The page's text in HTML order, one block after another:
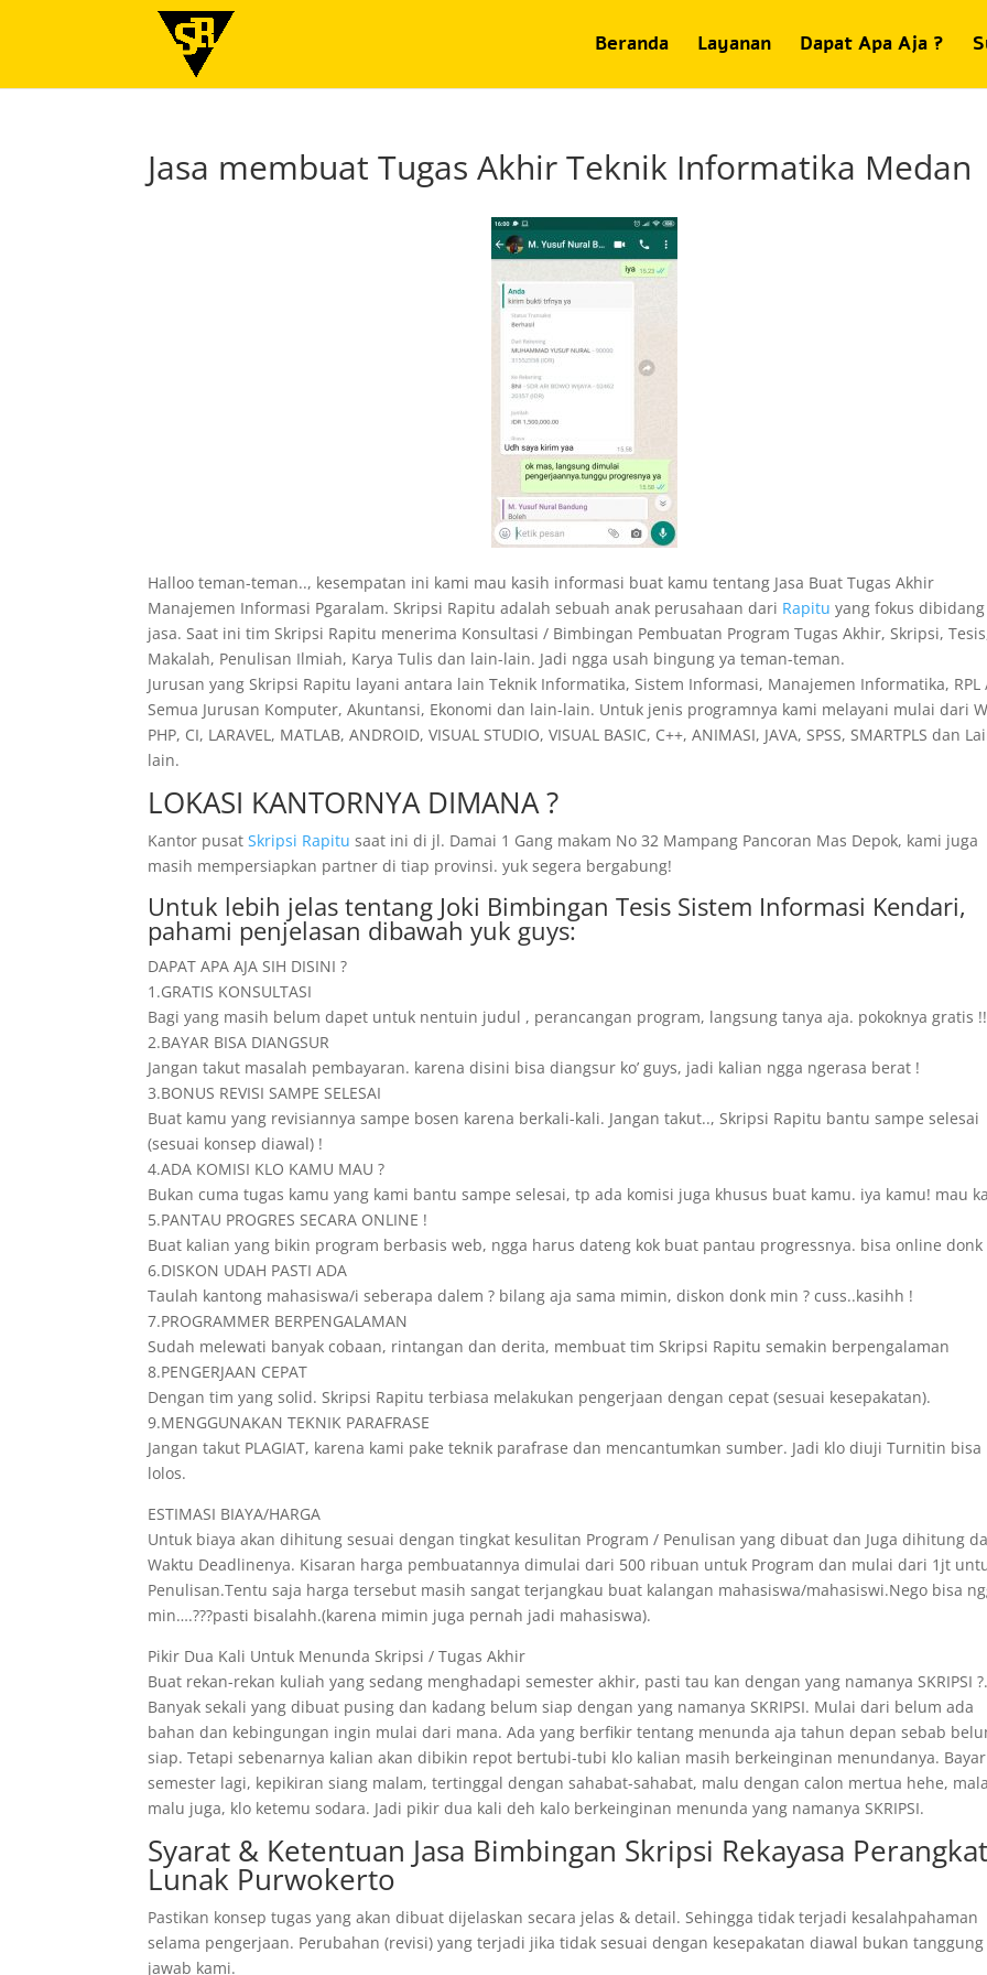
Beranda Layanan Dapat Apa Aja ?
Jasa membuat Tugas Akhir Teknik Informatika Medan
Halloo teman-teman.., kesempatan ini kami mau kasih informasi buat kamu tentang Jasa Buat Tugas Akhir
Manajemen Informasi Pgaralam. Skripsi Rapitu adalah sebuah anak perusahaan dari Rapitu yang fokus dibidang
jasa. Saat ini tim Skripsi Rapitu menerima Konsultasi / Bimbingan Pembuatan Program Tugas Akhir, Skripsi,
Makalah, Penulisan Ilmiah, Karya Tulis dan lain-lain. Jadi ngga usah bingung ya teman-teman.
Jurusan yang Skripsi Rapitu layani antara lain Teknik Informatika, Sistem Informasi, Manajemen Informatika, RPL
Semua Jurusan Komputer, Akuntansi, Ekonomi dan lain-lain. Untuk jenis programnya kami melayani mulai dari
PHP, CI, LARAVEL, MATLAB, ANDROID, VISUAL STUDIO, VISUAL BASIC, C++, ANIMASI, JAVA, SPSS, SMARTPLS dan
lain.
LOKASI KANTORNYA DIMANA ?
Kantor pusatSkripsi Rapitu saat ini di jl. Damai 1 Gang makam No 32 Mampang Pancoran Mas Depok, kami juga
masih mempersiapkan partner di tiap provinsi. yuk segera bergabung!
Untuk lebih jelas tentang Joki Bimbingan Tesis Sistem Informasi Kendari,
pahami penjelasan dibawah yuk guys:
DAPAT APA AJA SIH DISINI ?
1.GRATIS KONSULTASI
Bagi yang masih belum dapet untuk nentuin judul , perancangan program, langsung tanya aja. pokoknya gratis !!
2.BAYAR BISA DIANGSUR
Jangan takut masalah pembayaran. karena disini bisa diangsur ko’ guys, jadi kalian ngga ngerasa berat !
3.BONUS REVISI SAMPE SELESAI
Buat kamu yang revisiannya sampe bosen karena berkali-kali. Jangan takut.., Skripsi Rapitu bantu sampe selesai
(sesuai konsep diawal) !
4.ADA KOMISI KLO KAMU MAU ?
Bukan cuma tugas kamu yang kami bantu sampe selesai, tp ada komisi juga khusus buat kamu. iya kamu! mau
5.PANTAU PROGRES SECARA ONLINE !
Buat kalian yang bikin program berbasis web, ngga harus dateng kok buat pantau progressnya. bisa online donk
6.DISKON UDAH PASTI ADA
Taulah kantong mahasiswa/i seberapa dalem ? bilang aja sama mimin, diskon donk min ? cuss..kasihh !
7.PROGRAMMER BERPENGALAMAN
Sudah melewati banyak cobaan, rintangan dan derita, membuat tim Skripsi Rapitu semakin berpengalaman
8.PENGERJAAN CEPAT
Dengan tim yang solid. Skripsi Rapitu terbiasa melakukan pengerjaan dengan cepat (sesuai kesepakatan).
9.MENGGUNAKAN TEKNIK PARAFRASE
Jangan takut PLAGIAT, karena kami pake teknik parafrase dan mencantumkan sumber. Jadi klo diuji Turnitin bisa
lolos.
ESTIMASI BIAYA/HARGA
Untuk biaya akan dihitung sesuai dengan tingkat kesulitan Program / Penulisan yang dibuat dan Juga dihitung
Waktu Deadlinenya. Kisaran harga pembuatannya dimulai dari 500 ribuan untuk Program dan mulai dari 1jt
Penulisan.Tentu saja harga tersebut masih sangat terjangkau buat kalangan mahasiswa/mahasiswi.Nego bisa
min….???pasti bisalahh.(karena mimin juga pernah jadi mahasiswa).
Pikir Dua Kali Untuk Menunda Skripsi / Tugas Akhir
Buat rekan-rekan kuliah yang sedang menghadapi semester akhir, pasti tau kan dengan yang namanya SKRIPSI ?.
Banyak sekali yang dibuat pusing dan kadang belum siap dengan yang namanya SKRIPSI. Mulai dari belum ada
bahan dan kebingungan ingin mulai dari mana. Ada yang berfikir tentang menunda aja tahun depan sebab
siap. Tetapi sebenarnya kalian akan dibikin repot bertubi-tubi klo kalian masih berkeinginan menundanya. Bayar
semester lagi, kepikiran siang malam, tertinggal dengan sahabat-sahabat, malu dengan calon mertua hehe,
malu juga, klo ketemu sodara. Jadi pikir dua kali deh kalo berkeinginan menunda yang namanya SKRIPSI.
Syarat & Ketentuan Jasa Bimbingan Skripsi Rekayasa Perangkat
Lunak Purwokerto
Pastikan konsep tugas yang akan dibuat dijelaskan secara jelas & detail. Sehingga tidak terjadi kesalahpahaman
selama pengerjaan. Perubahan (revisi) yang terjadi jika tidak sesuai dengan kesepakatan diawal bukan tanggung
jawab kami.